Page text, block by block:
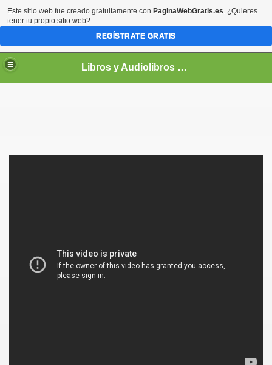
Libros y Audiolibros Para emprendedores
Este sitio web fue creado gratuitamente con PaginaWebGratis.es. ¿Quieres
tener tu propio sitio web?
REGÍSTRATE GRATIS